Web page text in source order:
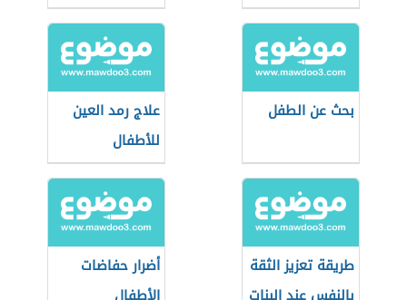
بحث عن الطفل
علاج رمد العين
للأطفال
طريقة تعزيز الثقة
أضرار حفاضات